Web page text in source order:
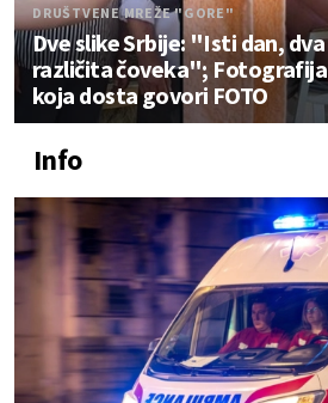
DRUŠTVENE MREŽE "GORE"
Dve slike Srbije: "Isti dan, dva
različita čoveka"; Fotografija
koja dosta govori FOTO
Info